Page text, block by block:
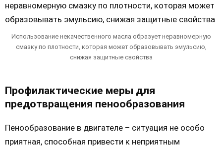
Использование некачественного масла образует неравномерную
смазку по плотности, которая может образовывать эмульсию,
снижая защитные свойства
Профилактические меры для
предотвращения пенообразования
Пенообразование в двигателе – ситуация не особо
приятная, способная привести к неприятным